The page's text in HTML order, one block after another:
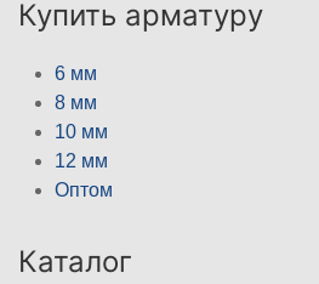
Купить арматуру
6 мм
8 мм
10 мм
12 мм
Оптом
Каталог